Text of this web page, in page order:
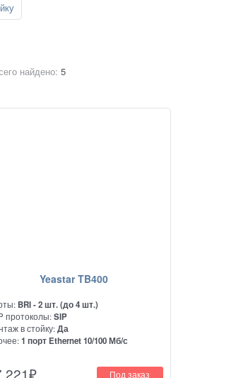
найдено: 5
Yeastar TB400
BRI - 2 шт. (до 4 шт.)
протоколы:SIP
в стойку:Да
1 порт Ethernet 10/100 Мб/с
TB400 - VoIP шлюз BRI (BRI-VoIP)
221₽
Под заказ